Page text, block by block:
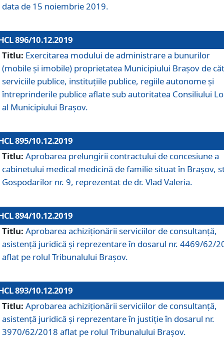
data de 15 noiembrie 2019.
896/10.12.2019
Titlu: Exercitarea modului de administrare a bunurilor
(mobile și imobile) proprietatea Municipiului Brașov de
serviciile publice, instituțiile publice, regiile autonome și
întreprinderile publice aflate sub autoritatea Consiliului
al Municipiului Brașov.
895/10.12.2019
Titlu: Aprobarea prelungirii contractului de concesiune a
cabinetului medical medicină de familie situat în Braşov,
Gospodarilor nr. 9, reprezentat de dr. Vlad Valeria.
894/10.12.2019
Titlu: Aprobarea achiziţionării serviciilor de consultanţă,
asistenţă juridică şi reprezentare în dosarul nr. 4469/62/
aflat pe rolul Tribunalului Braşov.
893/10.12.2019
Titlu: Aprobarea achiziţionării serviciilor de consultanţă,
asistenţă juridică şi reprezentare în justiţie în dosarul nr.
3970/62/2018 aflat pe rolul Tribunalului Braşov.